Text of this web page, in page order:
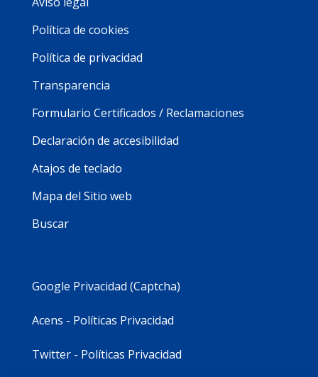
Política de cookies
Política de privacidad
Transparencia
Formulario Certificados / Reclamaciones
Declaración de accesibilidad
Atajos de teclado
Mapa del Sitio web
Buscar
Google Privacidad (Captcha)
Acens - Políticas Privacidad
Twitter - Políticas Privacidad